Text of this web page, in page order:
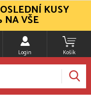
Login Košík
KUSY
NA VŠE